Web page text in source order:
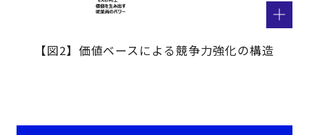
【図2】価値ベースによる競争力強化の構造